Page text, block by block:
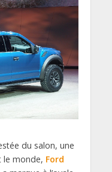
du salon, une
le monde, Ford